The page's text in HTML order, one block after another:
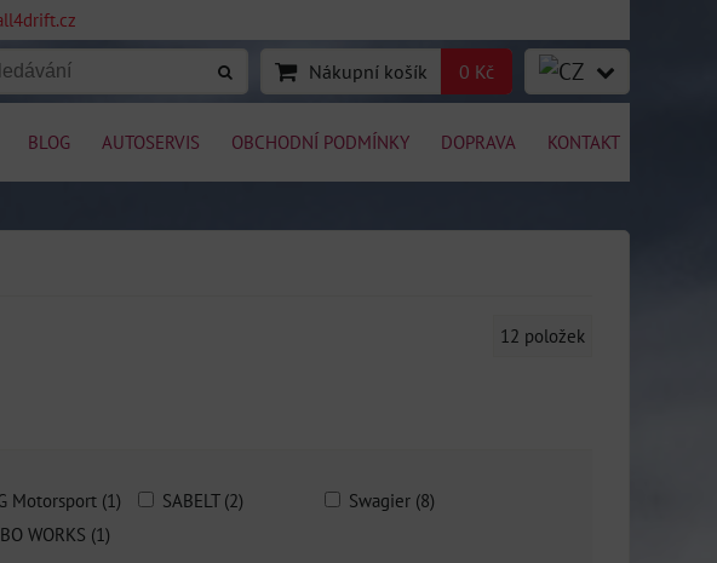
Nákupní košík 0 Kč
BLOG AUTOSERVIS OBCHODNÍ PODMÍNKY DOPRAVA KONTAKT
12 položek
Motorsport (1) SABELT (2)
Swagier (8)
WORKS (1)